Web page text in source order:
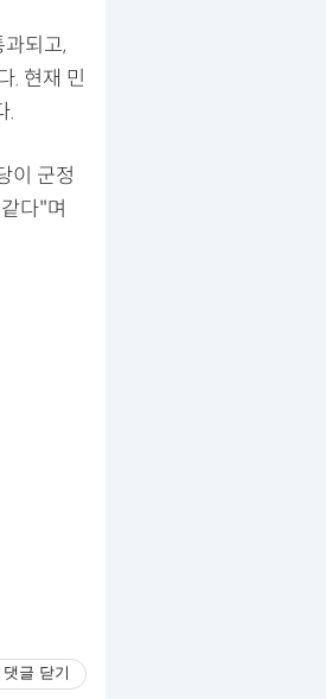
되고,
. 현재 민
.
이 군정
다"며
댓글 닫기